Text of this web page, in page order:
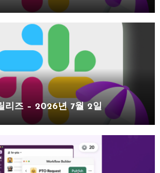
리즈 – 2026년 7월 2일